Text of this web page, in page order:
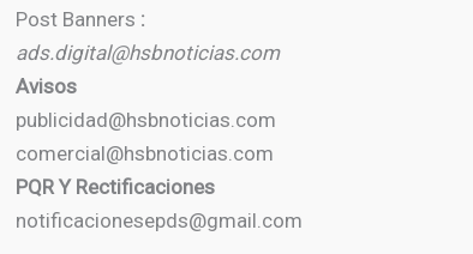
Post Banners :
ads.digital@hsbnoticias.com
Avisos
publicidad@hsbnoticias.com
comercial@hsbnoticias.com
PQR Y Rectificaciones
notificacionesepds@gmail.com